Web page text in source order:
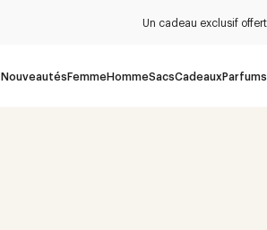
Un cadeau exclusif
NouveautésFemmeHommeSacsCadeauxParfums